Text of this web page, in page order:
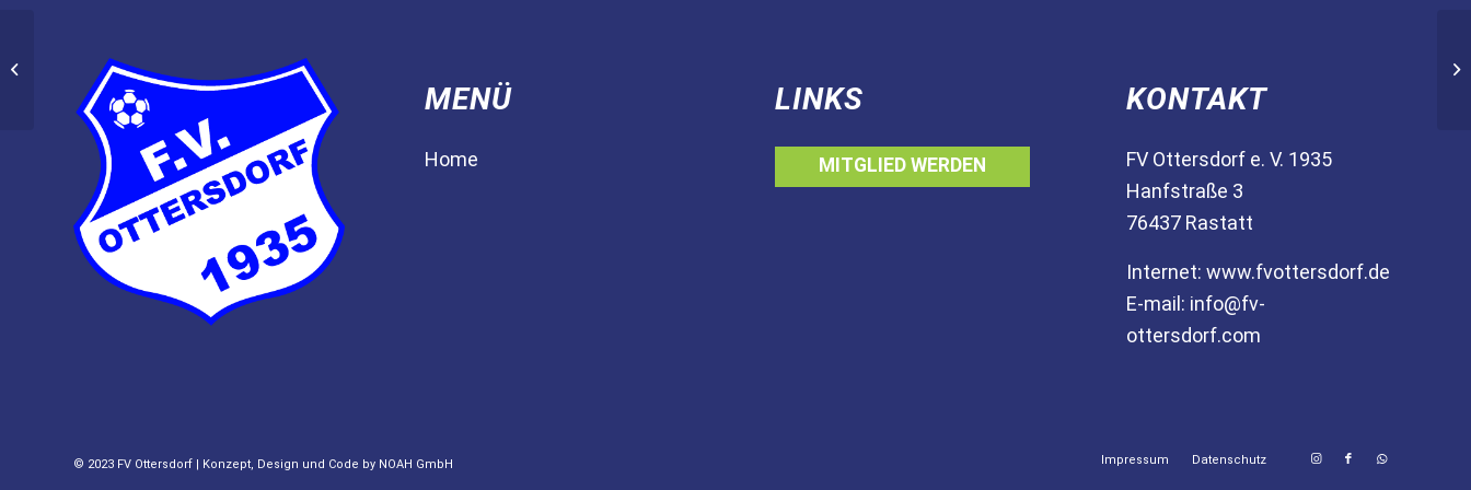
MENÜ
Home
LINKS
MITGLIED WERDEN
KONTAKT
FV Ottersdorf e. V. 1935
Hanfstraße 3
76437 Rastatt
Internet: www.fvottersdorf.de
E-mail: info@fv-
ottersdorf.com
© 2023 FV Ottersdorf | Konzept, Design und Code by NOAH GmbH Impressum Datenschutz
Ergebnis nicht – FV
Muggensturm v.s. FV
Ottersdorf 1:0